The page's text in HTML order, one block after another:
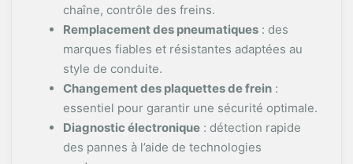
chaîne, contrôle des freins.
Remplacement des pneumatiques : des
marques fiables et résistantes adaptées au
style de conduite.
Changement des plaquettes de frein :
essentiel pour garantir une sécurité optimale.
Diagnostic électronique : détection rapide
des pannes à l’aide de technologies